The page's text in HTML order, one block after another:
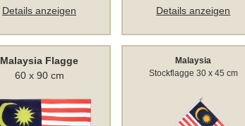
Details anzeigen Details anzeigen
Malaysia Flagge
60 x 90 cm
Malaysia
Stockflagge 30 x 45 cm